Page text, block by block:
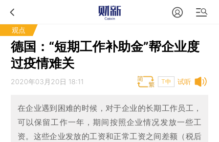
观点
德国：“短期工作补助金”帮企业度
过疫情难关
试听
2020年03月20日 18:11 T中
在企业遇到困难的时候，对于企业的长期工作员工，
可以保留工作一年，期间按照企业情况发放一些工
资。这些企业发放的工资和正常工资之间差额（税后